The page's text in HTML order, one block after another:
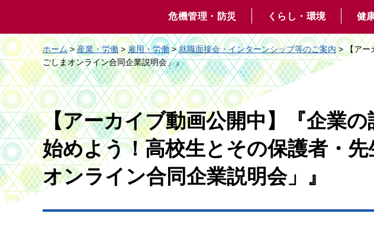
危機管理・防災 くらし・環境 健
ホーム>産業・労働>雇用・労働>就職面接会・インターンシップ等のご案内> 【アー
ごしまオンライン合同企業説明会」』
【アーカイブ動画公開中】『企業
始めよう！高校生とその保護者・
オンライン合同企業説明会」』